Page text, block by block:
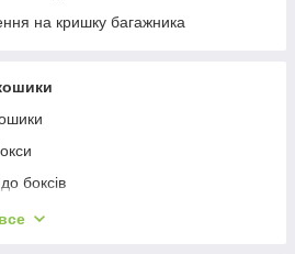
на кришку багажника
боксів